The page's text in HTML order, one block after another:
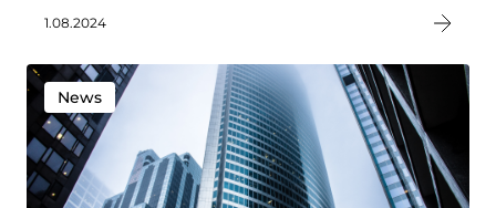
1.08.2024
News